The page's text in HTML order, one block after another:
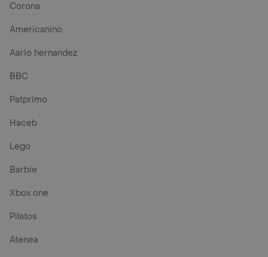
Corona
Americanino
Aario hernandez
BBC
Patprimo
Haceb
Lego
Barbie
Xbox one
Pilatos
Atenea